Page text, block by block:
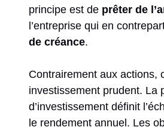
principe est de prêter de
l’entreprise qui en
de créance.
Contrairement aux actions,
investissement prudent. La
d’investissement définit
le rendement annuel. Les